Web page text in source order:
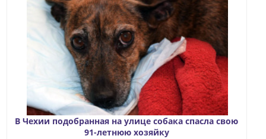
В Чехии подобранная на улице собака спасла свою
91-летнюю хозяйку